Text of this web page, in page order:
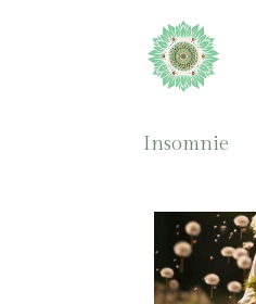
Insomnie